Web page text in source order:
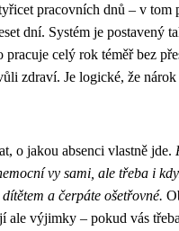
pracovních dnů – v tom
dní. Systém je postavený
pracuje celý rok téměř bez
zdraví. Je logické, že
o jakou absenci vlastně jde.
vy sami, ale třeba i
a čerpáte ošetřovné.
ale výjimky – pokud vás